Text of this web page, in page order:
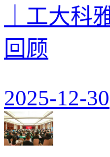
｜工大科
回顾
2025-12-30